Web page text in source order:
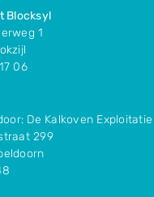
Blocksyl
1
06
De Kalkoven Exploitatie
299